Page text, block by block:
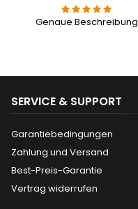
Genaue Beschreibung
SERVICE & SUPPORT
Garantiebedingungen
Zahlung und Versand
Best-Preis-Garantie
Vertrag widerrufen